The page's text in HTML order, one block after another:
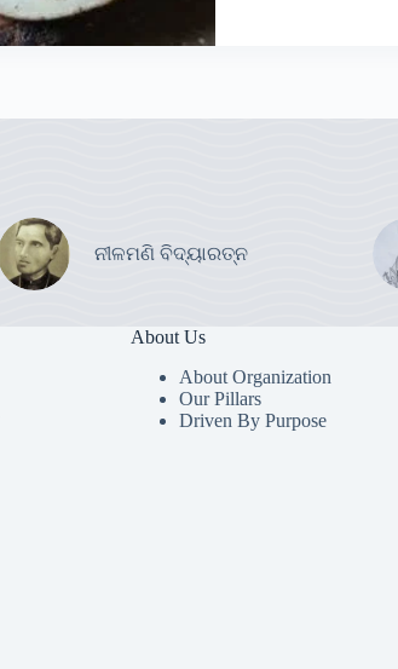
ନୀଳମଣି ବିଦ୍ୟାରତ୍ନ
About Us
About Organization
Our Pillars
Driven By Purpose​